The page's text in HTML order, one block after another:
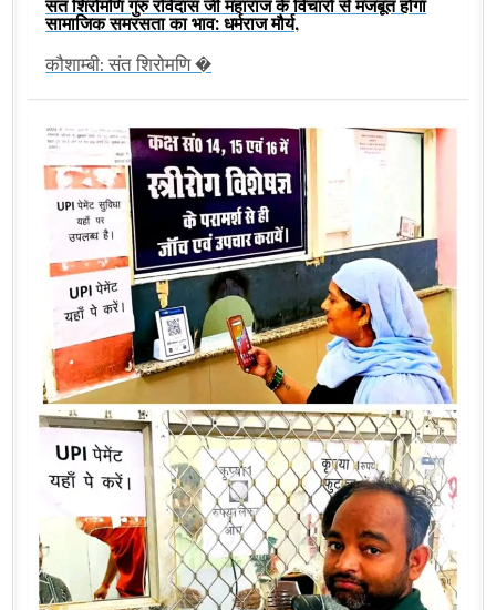
संत शिरोमणि गुरु रविदास जी महाराज के विचारों से मजबूत होगा
सामाजिक समरसता का भाव: धर्मराज मौर्य,
कौशाम्बी: संत शिरोमणि �